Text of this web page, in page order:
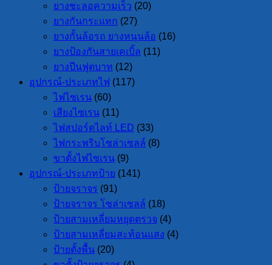
ยางชะลอความเร็ว (20)
ยางกันกระแทก (27)
ยางกั้นล้อรถ ยางหนุนล้อ (16)
ยางป้องกันสายเคเบิ้ล (11)
ยางปีนฟุตบาท (12)
อุปกรณ์-ประเภทไฟ (117)
ไฟไซเรน (60)
เสียงไซเรน (11)
ไฟสปอร์ตไลท์ LED (33)
ไฟกระพริบโซล่าเซลล์ (8)
ขาตั้งไฟไซเรน (9)
อุปกรณ์-ประเภทป้าย (141)
ป้ายจราจร (91)
ป้ายจราจร โซล่าเซลล์ (18)
ป้ายสามเหลี่ยมหยุดตรวจ (4)
ป้ายสามเหลี่ยมสะท้อนแสง (4)
ป้ายตั้งพื้น (20)